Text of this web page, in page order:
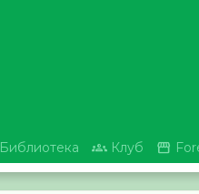
Библиотека  Клуб 